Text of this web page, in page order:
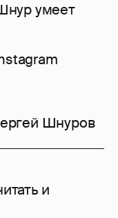
умеет
Шнуров
и